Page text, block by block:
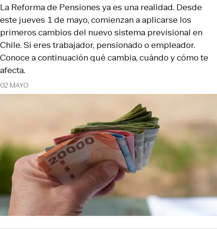
02 MAYO
La Reforma de Pensiones ya es una realidad. Desde
este jueves 1 de mayo, comienzan a aplicarse los
primeros cambios del nuevo sistema previsional en
Chile. Si eres trabajador, pensionado o empleador.
Conoce a continuación qué cambia, cuándo y cómo te
afecta.